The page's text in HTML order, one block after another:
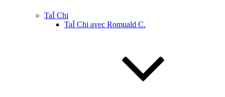
TaÏ Chi
TaÏ Chi avec Romuald C.